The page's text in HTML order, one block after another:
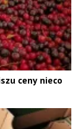
ceny nieco